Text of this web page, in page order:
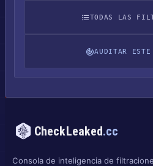
TODAS LAS
AUDITAR ESTE
CheckLeaked.cc
Consola de inteligencia de